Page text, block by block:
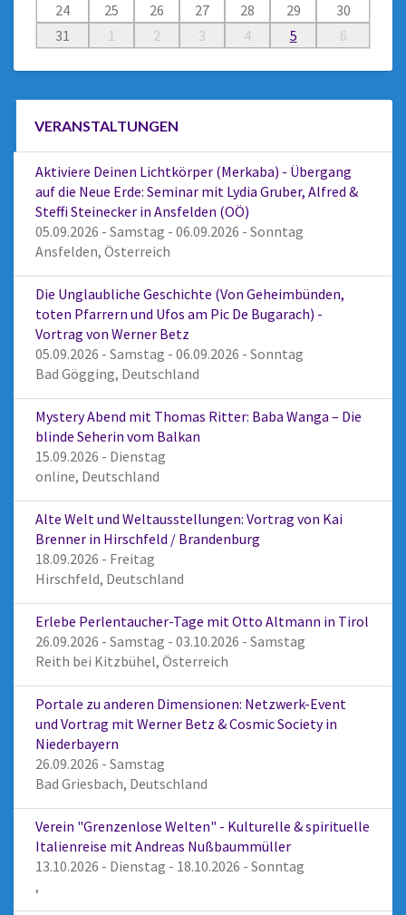
24
25 26 27 28 29
30
31
1 2 3 4 5 6
VERANSTALTUNGEN
Aktiviere Deinen Lichtkörper (Merkaba) - Übergang
auf die Neue Erde: Seminar mit Lydia Gruber, Alfred &
Steffi Steinecker in Ansfelden (OÖ)
05.09.2026 - Samstag - 06.09.2026 - Sonntag
Ansfelden, Österreich
Die Unglaubliche Geschichte (Von Geheimbünden,
toten Pfarrern und Ufos am Pic De Bugarach) -
Vortrag von Werner Betz
05.09.2026 - Samstag - 06.09.2026 - Sonntag
Bad Gögging, Deutschland
Mystery Abend mit Thomas Ritter: Baba Wanga – Die
blinde Seherin vom Balkan
15.09.2026 - Dienstag
online, Deutschland
Alte Welt und Weltausstellungen: Vortrag von Kai
Brenner in Hirschfeld / Brandenburg
18.09.2026 - Freitag
Hirschfeld, Deutschland
Erlebe Perlentaucher-Tage mit Otto Altmann in Tirol
26.09.2026 - Samstag - 03.10.2026 - Samstag
Reith bei Kitzbühel, Österreich
Portale zu anderen Dimensionen: Netzwerk-Event
und Vortrag mit Werner Betz & Cosmic Society in
Niederbayern
26.09.2026 - Samstag
Bad Griesbach, Deutschland
Verein "Grenzenlose Welten" - Kulturelle & spirituelle
Italienreise mit Andreas Nußbaummüller
13.10.2026 - Dienstag - 18.10.2026 - Sonntag
,